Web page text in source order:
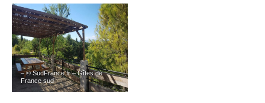
– © SudFrance.fr – Gîtes de
France sud